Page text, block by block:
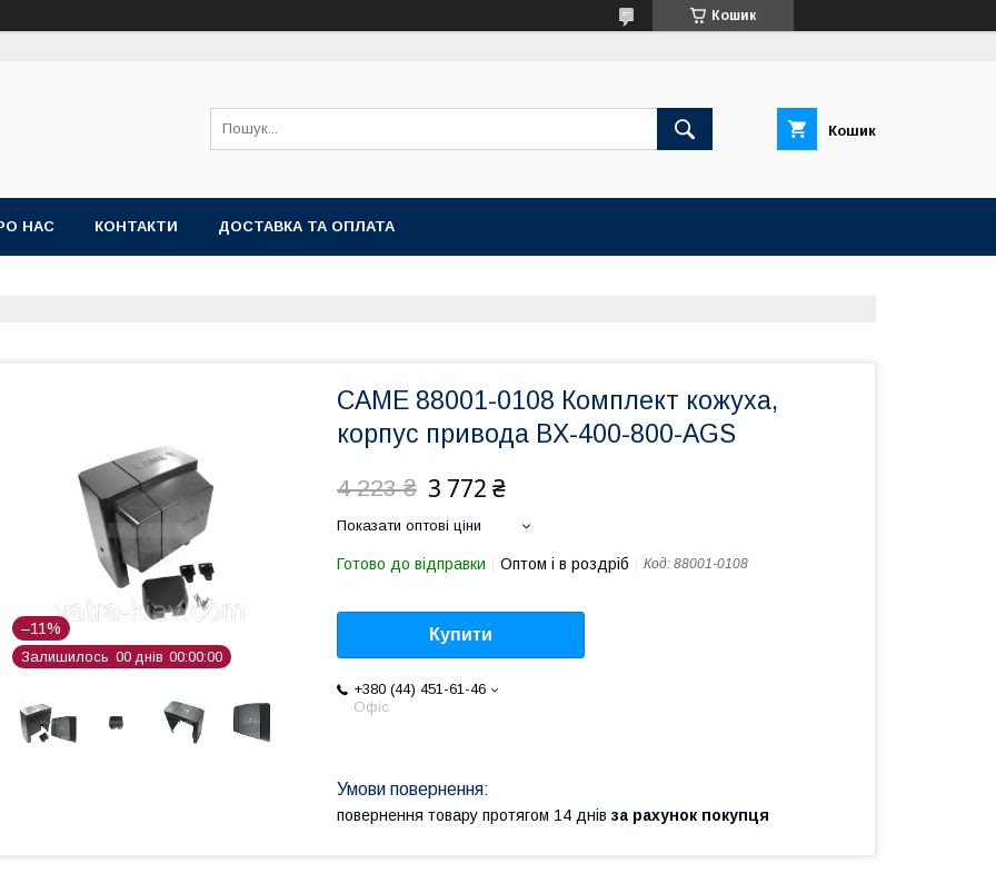
Кошик
Кошик
НАС КОНТАКТИ ДОСТАВКА ТА ОПЛАТА
–11%
Залишилось 00 днів 00 00 00
CAME 88001-0108 Комплект кожуха,
корпус привода BX-400-800-AGS
4 223 ₴ 3 772 ₴
Показати оптові ціни
Готово до відправки Оптом і в роздріб Код: 88001-0108
Купити
+380 (44) 451-61-46
Офіс
повернення товару протягом 14 днів за рахунок покупця